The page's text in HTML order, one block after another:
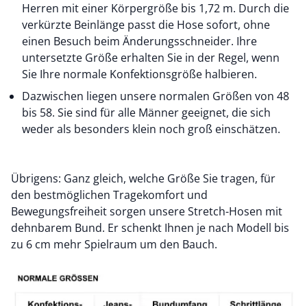
Herren mit einer Körpergröße bis 1,72 m. Durch die
verkürzte Beinlänge passt die Hose sofort, ohne
einen Besuch beim Änderungsschneider. Ihre
untersetzte Größe erhalten Sie in der Regel, wenn
Sie Ihre normale Konfektionsgröße halbieren.
Dazwischen liegen unsere normalen Größen von 48
bis 58. Sie sind für alle Männer geeignet, die sich
weder als besonders klein noch groß einschätzen.
Übrigens: Ganz gleich, welche Größe Sie tragen, für
den bestmöglichen Tragekomfort und
Bewegungsfreiheit sorgen unsere Stretch-Hosen mit
dehnbarem Bund. Er schenkt Ihnen je nach Modell bis
zu 6 cm mehr Spielraum um den Bauch.